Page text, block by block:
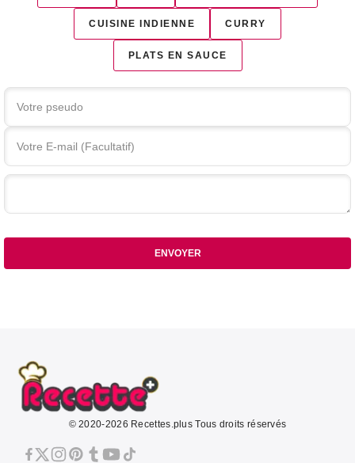
CUISINE INDIENNE CURRY
PLATS EN SAUCE
Votre commentaire
ENVOYER
© 2020-2026 Recettes.plus Tous droits réservés